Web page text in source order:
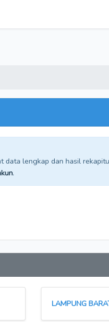
data lengkap dan hasil
.
LAMPUNG